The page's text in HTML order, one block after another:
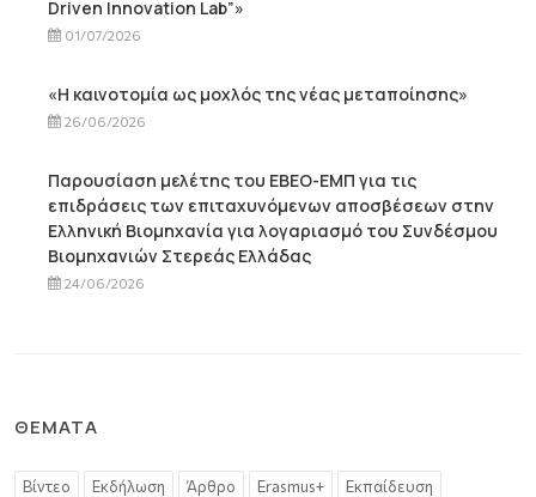
Driven Innovation Lab”»
01/07/2026
«Η καινοτομία ως μοχλός της νέας μεταποίησης»
26/06/2026
Παρουσίαση μελέτης του ΕΒΕΟ-ΕΜΠ για τις
επιδράσεις των επιταχυνόμενων αποσβέσεων στην
Ελληνική Βιομηχανία για λογαριασμό του Συνδέσμου
Βιομηχανιών Στερεάς Ελλάδας
24/06/2026
ΘΈΜΑΤΑ
Βίντεο Εκδήλωση Άρθρο Erasmus+
Εκπαίδευση